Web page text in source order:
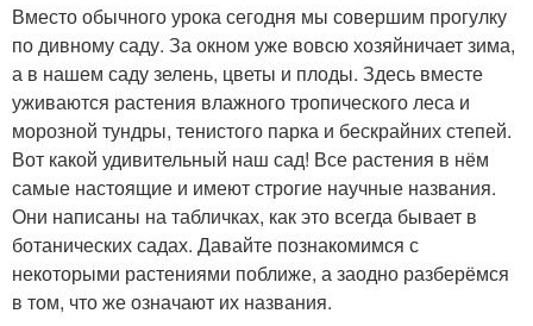
Вместо обычного урока сегодня мы совершим прогулку
по дивному саду. За окном уже вовсю хозяйничает зима,
а в нашем саду зелень, цветы и плоды. Здесь вместе
уживаются растения влажного тропического леса и
морозной тундры, тенистого парка и бескрайних степей.
Вот какой удивительный наш сад! Все растения в нём
самые настоящие и имеют строгие научные названия.
Они написаны на табличках, как это всегда бывает в
ботанических садах. Давайте познакомимся с
некоторыми растениями поближе, а заодно разберёмся
в том, что же означают их названия.